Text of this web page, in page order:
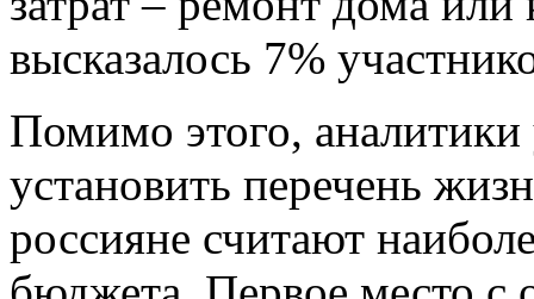
высказалось 7%
Помимо этого,
установить перечень
россияне считают